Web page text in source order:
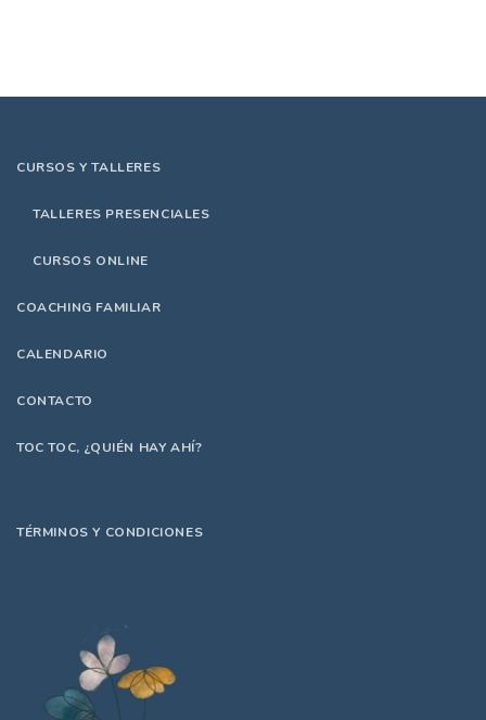
CURSOS Y TALLERES
TALLERES PRESENCIALES
CURSOS ONLINE
COACHING FAMILIAR
CALENDARIO
CONTACTO
TOC TOC, ¿QUIÉN HAY AHÍ?
TÉRMINOS Y CONDICIONES